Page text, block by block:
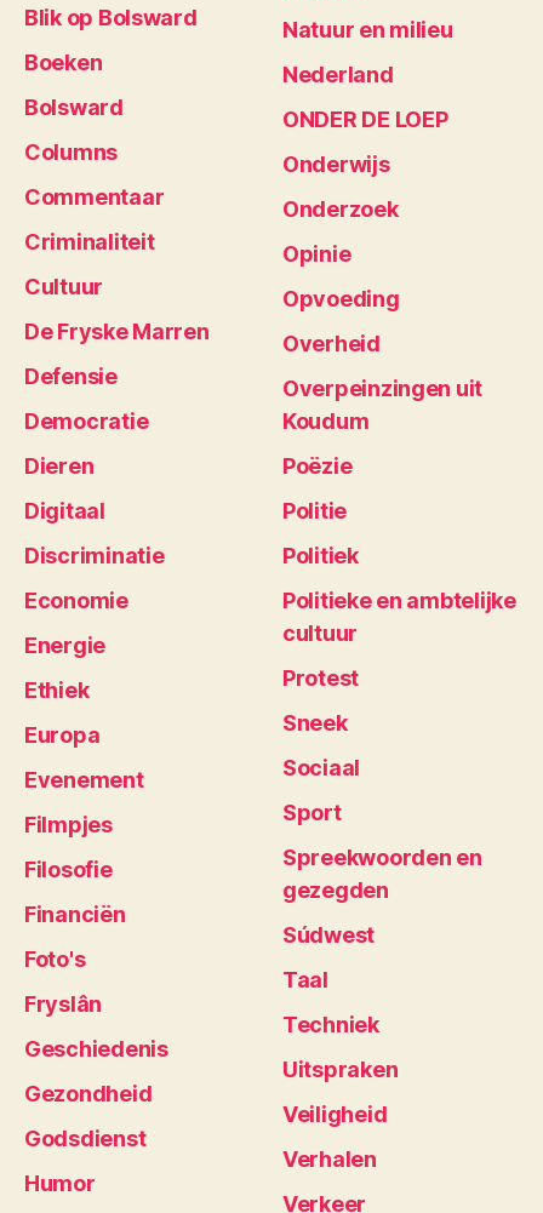
Blik op Bolsward
Boeken
Bolsward
Columns
Commentaar
Criminaliteit
Cultuur
De Fryske Marren
Defensie
Democratie
Dieren
Digitaal
Discriminatie
Economie
Energie
Ethiek
Europa
Evenement
Filmpjes
Filosofie
Financiën
Foto's
Fryslân
Geschiedenis
Gezondheid
Godsdienst
Humor
Natuur en milieu
Nederland
ONDER DE LOEP
Onderwijs
Onderzoek
Opinie
Opvoeding
Overheid
Overpeinzingen uit
Koudum
Poëzie
Politie
Politiek
Politieke en ambtelijke
cultuur
Protest
Sneek
Sociaal
Sport
Spreekwoorden en
gezegden
Súdwest
Taal
Techniek
Uitspraken
Veiligheid
Verhalen
Verkeer